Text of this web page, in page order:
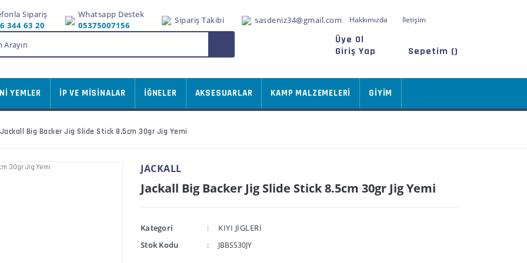
Sipariş
344 63 20
Whatsapp Destek
05375007156
Sipariş Takibi sasdeniz34@gmail.com Hakkımızda İletişim
Üye Ol
Giriş Yap
Sepetim ()
YEMLER İP VE MİSİNALAR İĞNELER AKSESUARLAR KAMP MALZEMELERİ GİYİM
Jackall Big Backer Jig Slide Stick 8.5cm 30gr Jig Yemi
JACKALL
Jackall Big Backer Jig Slide Stick 8.5cm 30gr Jig Yemi
Kategori
KIYI JİGLERİ
Stok Kodu
JBBSS30JY